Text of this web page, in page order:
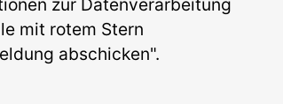
mit rotem Stern
abschicken".